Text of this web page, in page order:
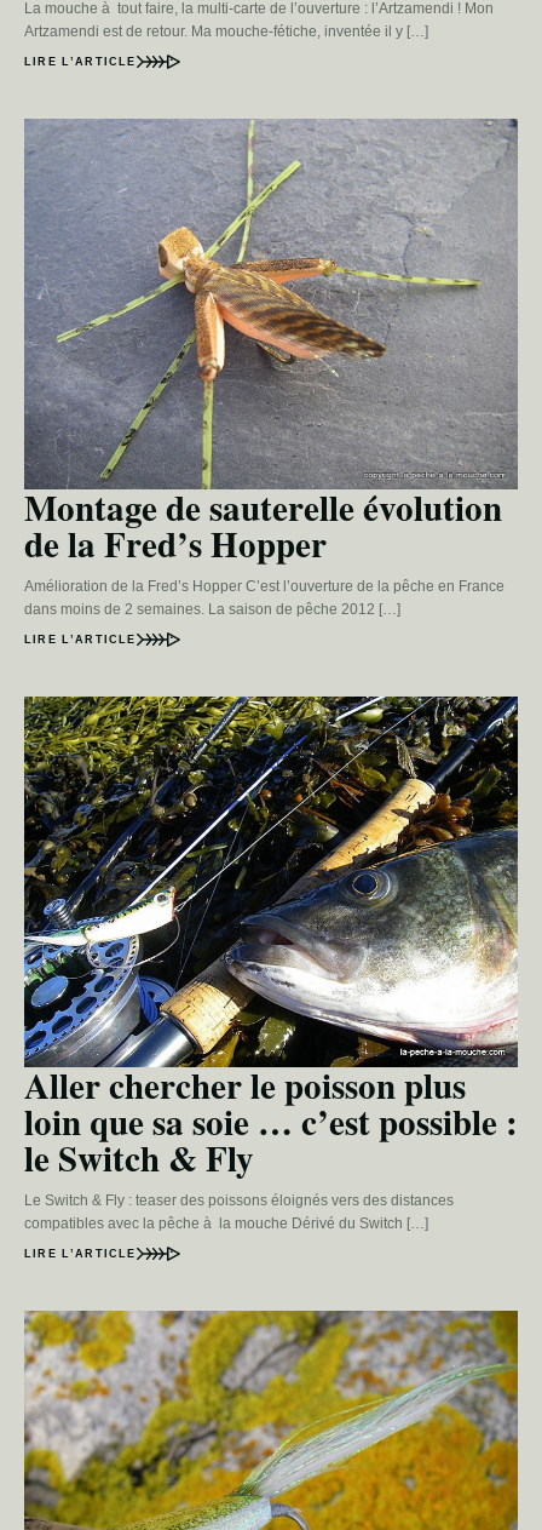
La mouche à tout faire, la multi-carte de l’ouverture : l’Artzamendi ! Mon
Artzamendi est de retour. Ma mouche-fétiche, inventée il y […]
LIRE L’ARTICLE
Montage de sauterelle évolution
de la Fred’s Hopper
Amélioration de la Fred’s Hopper C’est l’ouverture de la pêche en France
dans moins de 2 semaines. La saison de pêche 2012 […]
LIRE L’ARTICLE
Aller chercher le poisson plus
loin que sa soie … c’est possible :
le Switch & Fly
Le Switch & Fly : teaser des poissons éloignés vers des distances
compatibles avec la pêche à la mouche Dérivé du Switch […]
LIRE L’ARTICLE